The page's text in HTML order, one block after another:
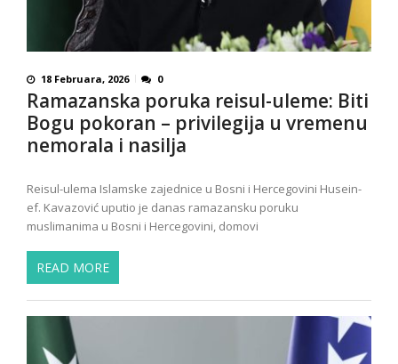
18 Februara, 2026 0
Ramazanska poruka reisul-uleme: Biti
Bogu pokoran – privilegija u vremenu
nemorala i nasilja
Reisul-ulema Islamske zajednice u Bosni i Hercegovini Husein-
ef. Kavazović uputio je danas ramazansku poruku
muslimanima u Bosni i Hercegovini, domovi
READ MORE